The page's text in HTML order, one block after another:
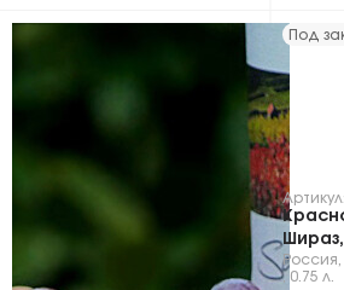
Под
Россия
, 0.75 л.